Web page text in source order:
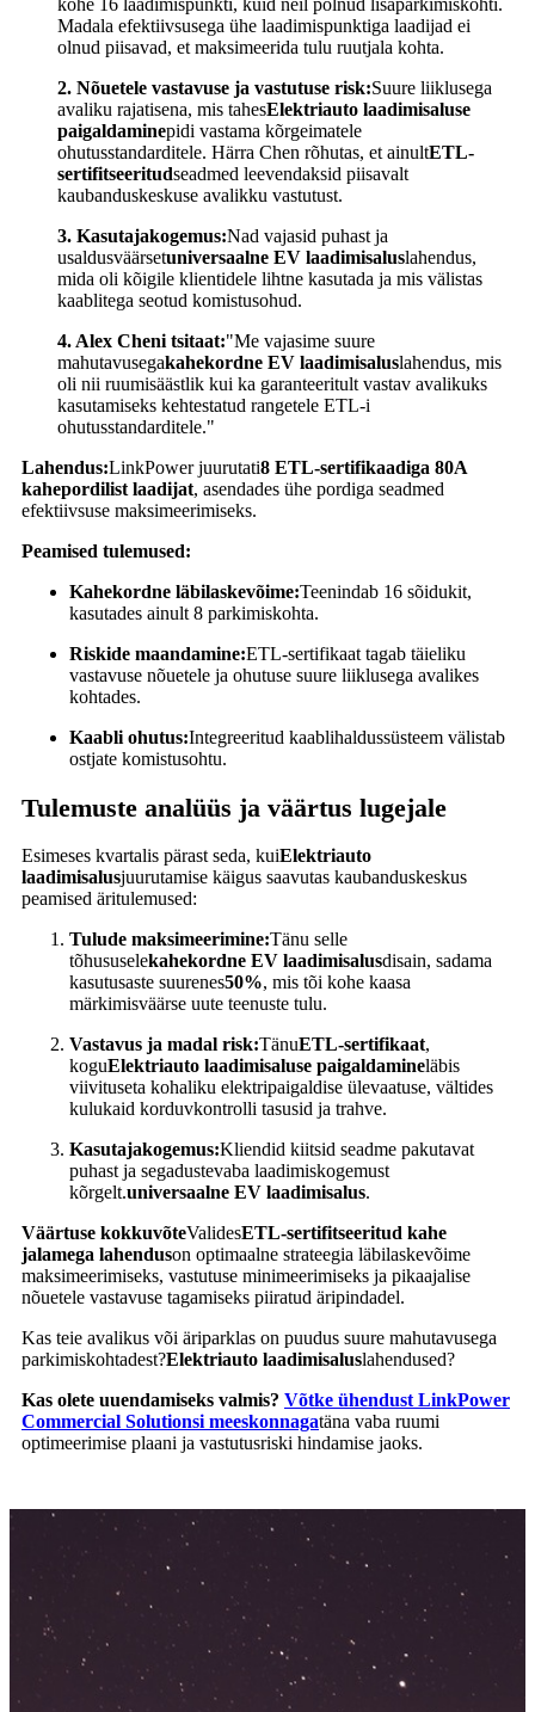
kohe 16 laadimispunkti, kuid neil polnud lisaparkimiskohti.
Madala efektiivsusega ühe laadimispunktiga laadijad ei
olnud piisavad, et maksimeerida tulu ruutjala kohta.
2. Nõuetele vastavuse ja vastutuse risk:Suure liiklusega
avaliku rajatisena, mis tahesElektriauto laadimisaluse
paigaldaminepidi vastama kõrgeimatele
ohutusstandarditele. Härra Chen rõhutas, et ainultETL-
sertifitseeritudseadmed leevendaksid piisavalt
kaubanduskeskuse avalikku vastutust.
3. Kasutajakogemus:Nad vajasid puhast ja
usaldusväärsetuniversaalne EV laadimisaluslahendus,
mida oli kõigile klientidele lihtne kasutada ja mis välistas
kaablitega seotud komistusohud.
4. Alex Cheni tsitaat:"Me vajasime suure
mahutavusegakahekordne EV laadimisaluslahendus, mis
oli nii ruumisäästlik kui ka garanteeritult vastav avalikuks
kasutamiseks kehtestatud rangetele ETL-i
ohutusstandarditele."
Lahendus:LinkPower juurutati8 ETL-sertifikaadiga 80A
kahepordilist laadijat, asendades ühe pordiga seadmed
efektiivsuse maksimeerimiseks.
Peamised tulemused:
Kahekordne läbilaskevõime:Teenindab 16 sõidukit,
kasutades ainult 8 parkimiskohta.
Riskide maandamine:ETL-sertifikaat tagab täieliku
vastavuse nõuetele ja ohutuse suure liiklusega avalikes
kohtades.
Kaabli ohutus:Integreeritud kaablihaldussüsteem välistab
ostjate komistusohtu.
Tulemuste analüüs ja väärtus lugejale
Esimeses kvartalis pärast seda, kuiElektriauto
laadimisalusjuurutamise käigus saavutas kaubanduskeskus
peamised äritulemused:
Tulude maksimeerimine:Tänu selle
tõhususelekahekordne EV laadimisalusdisain, sadama
kasutusaste suurenes50%, mis tõi kohe kaasa
märkimisväärse uute teenuste tulu.
Vastavus ja madal risk:TänuETL-sertifikaat,
koguElektriauto laadimisaluse paigaldamineläbis
viivituseta kohaliku elektripaigaldise ülevaatuse, vältides
kulukaid korduvkontrolli tasusid ja trahve.
Kasutajakogemus:Kliendid kiitsid seadme pakutavat
puhast ja segadustevaba laadimiskogemust
kõrgelt.universaalne EV laadimisalus.
Väärtuse kokkuvõteValidesETL-sertifitseeritud kahe
jalamega lahenduson optimaalne strateegia läbilaskevõime
maksimeerimiseks, vastutuse minimeerimiseks ja pikaajalise
nõuetele vastavuse tagamiseks piiratud äripindadel.
Kas teie avalikus või äriparklas on puudus suure mahutavusega
parkimiskohtadest?Elektriauto laadimisaluslahendused?
Kas olete uuendamiseks valmis? Võtke ühendust LinkPower
Commercial Solutionsi meeskonnagatäna vaba ruumi
optimeerimise plaani ja vastutusriski hindamise jaoks.